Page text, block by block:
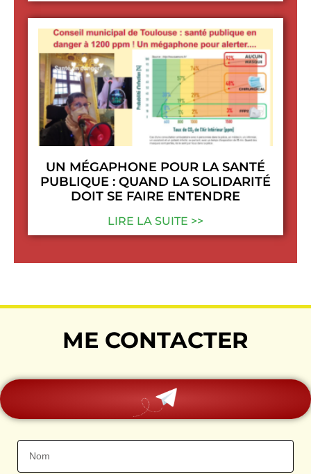
UN MÉGAPHONE POUR LA SANTÉ
PUBLIQUE : QUAND LA SOLIDARITÉ
DOIT SE FAIRE ENTENDRE
LIRE LA SUITE >>
ME CONTACTER